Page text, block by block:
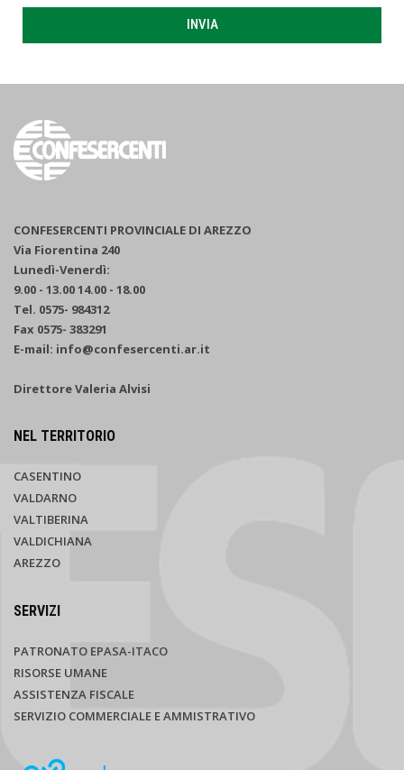
INVIA
CONFESERCENTI PROVINCIALE DI AREZZO
Via Fiorentina 240
Lunedì-Venerdì:
9.00 - 13.00 14.00 - 18.00
Tel. 0575- 984312
Fax 0575- 383291
E-mail: info@confesercenti.ar.it
Direttore Valeria Alvisi
NEL TERRITORIO
CASENTINO
VALDARNO
VALTIBERINA
VALDICHIANA
AREZZO
SERVIZI
PATRONATO EPASA-ITACO
RISORSE UMANE
ASSISTENZA FISCALE
SERVIZIO COMMERCIALE E AMMISTRATIVO